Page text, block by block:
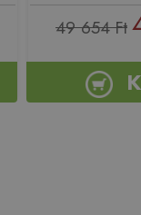
49 654 Ft